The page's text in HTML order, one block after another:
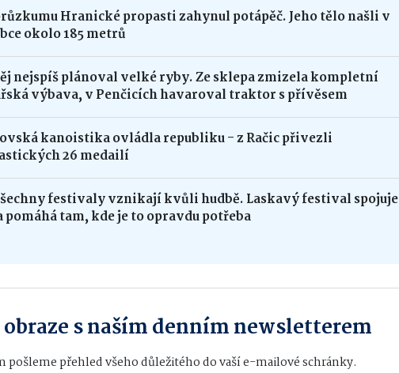
Hranické propasti zahynul potápěč. Jeho tělo našli v
okolo 185 metrů
nejspíš plánoval velké ryby. Ze sklepa zmizela kompletní
výbava, v Penčicích havaroval traktor s přívěsem
kanoistika ovládla republiku - z Račic přivezli
26 medailí
festivaly vznikají kvůli hudbě. Laskavý festival spojuje
pomáhá tam, kde je to opravdu potřeba
s naším denním newsletterem
pošleme přehled všeho důležitého do vaší e-mailové schránky.